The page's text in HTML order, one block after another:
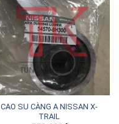
CAO SU CÀNG A NISSAN X-
TRAIL